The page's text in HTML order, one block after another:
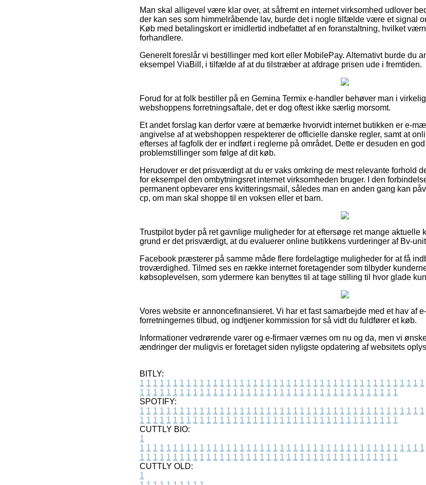
Man skal alligevel være klar over, at såfremt en internet virksomhed udlover
der kan ses som himmelråbende lav, burde det i nogle tilfælde være et signal
Køb med betalingskort er imidlertid indbefattet af en foranstaltning, hvilket
forhandlere.
Generelt foreslår vi bestillinger med kort eller MobilePay. Alternativt burde du
eksempel ViaBill, i tilfælde af at du tilstræber at afdrage prisen ude i fremtiden.
Forud for at folk bestiller på en Gemina Termix e-handler behøver man i
webshoppens forretningsaftale, det er dog oftest ikke særlig morsomt.
Et andet forslag kan derfor være at bemærke hvorvidt internet butikken er e-
angivelse af at webshoppen respekterer de officielle danske regler, samt at
efterses af fagfolk der er indført i reglerne på området. Dette er desuden en
problemstillinger som følge af dit køb.
Herudover er det prisværdigt at du er vaks omkring de mest relevante forhold
for eksempel den ombytningsret internet virksomheden bruger. I den
permanent opbevarer ens kvitteringsmail, således man en anden gang kan
cp, om man skal shoppe til en voksen eller et barn.
Trustpilot byder på ret gavnlige muligheder for at eftersøge ret mange aktuelle
grund er det prisværdigt, at du evaluerer online butikkens vurderinger af Bv-
Facebook præsterer på samme måde flere fordelagtige muligheder for at få
troværdighed. Tilmed ses en række internet foretagender som tilbyder
købsoplevelsen, som ydermere kan benyttes til at tage stilling til hvor glade
Vores website er annoncefinansieret. Vi har et fast samarbejde med et hav af
forretningernes tilbud, og indtjener kommission for så vidt du fuldfører et køb.
Informationer vedrørende varer og e-firmaer værnes om nu og da, men vi
ændringer der muligvis er foretaget siden nyligste opdatering af websitets
BITLY:
1 1 1 1 1 1 1 1 1 1 1 1 1 1 1 1 1 1 1 1 1 1 1 1 1 1 1 1 1 1 1 1 1 1 1 1 1 1 1 1 1 1 1
1 1 1 1 1 1 1 1 1 1 1 1 1 1 1 1 1 1 1 1 1 1 1 1 1 1 1 1 1 1 1 1 1 1 1 1 1 1 1
SPOTIFY:
1 1 1 1 1 1 1 1 1 1 1 1 1 1 1 1 1 1 1 1 1 1 1 1 1 1 1 1 1 1 1 1 1 1 1 1 1 1 1 1 1 1 1
1 1 1 1 1 1 1 1 1 1 1 1 1 1 1 1 1 1 1 1 1 1 1 1 1 1 1 1 1 1 1 1 1 1 1 1 1 1 1
CUTTLY BIO:
1
1 1 1 1 1 1 1 1 1 1 1 1 1 1 1 1 1 1 1 1 1 1 1 1 1 1 1 1 1 1 1 1 1 1 1 1 1 1 1 1 1 1 1
1 1 1 1 1 1 1 1 1 1 1 1 1 1 1 1 1 1 1 1 1 1 1 1 1 1 1 1 1 1 1 1 1 1 1 1 1 1 1
CUTTLY OLD:
1